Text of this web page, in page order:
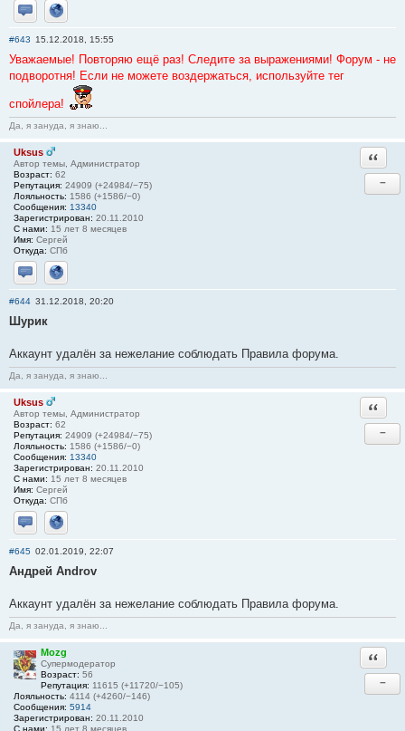
Отправить личное сообщение
Сайт
#643 15.12.2018, 15:55
Уважаемые! Повторяю ещё раз! Следите за выражениями! Форум - не
подворотня! Если не можете воздержаться, используйте тег
спойлера!
Да, я зануда, я знаю...
Uksus
Автор темы, Администратор
Возраст: 62
Репутация: 24909 (+24984/−75)
Лояльность: 1586 (+1586/−0)
Сообщения: 13340
Зарегистрирован: 20.11.2010
С нами: 15 лет 8 месяцев
Имя: Сергей
Откуда: СПб
Отправить личное сообщение
Сайт
−
#644 31.12.2018, 20:20
Шурик
Аккаунт удалён за нежелание соблюдать Правила форума.
Да, я зануда, я знаю...
Uksus
Автор темы, Администратор
Возраст: 62
Репутация: 24909 (+24984/−75)
Лояльность: 1586 (+1586/−0)
Сообщения: 13340
Зарегистрирован: 20.11.2010
С нами: 15 лет 8 месяцев
Имя: Сергей
Откуда: СПб
Отправить личное сообщение
Сайт
−
#645 02.01.2019, 22:07
Андрей Androv
Аккаунт удалён за нежелание соблюдать Правила форума.
Да, я зануда, я знаю...
Mozg
Супермодератор
Возраст: 56
Репутация: 11615 (+11720/−105)
Лояльность: 4114 (+4260/−146)
Сообщения: 5914
Зарегистрирован: 20.11.2010
С нами: 15 лет 8 месяцев
−